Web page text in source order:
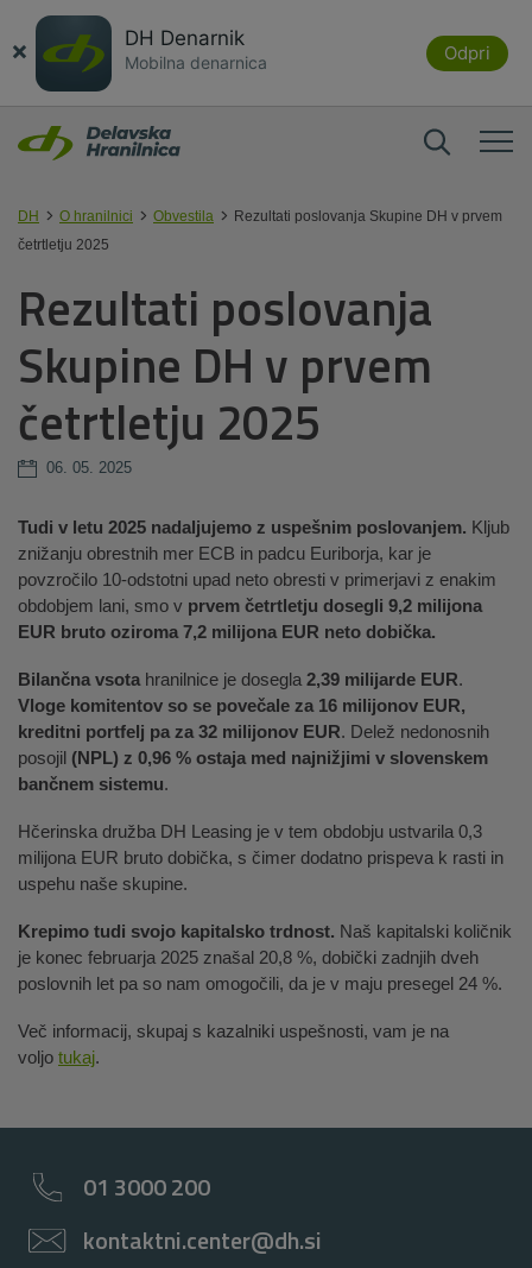
× DH Denarnik
Mobilna denarnica Odpri
DH O hranilnici Obvestila
Rezultati poslovanja Skupine DH v prvem
četrtletju 2025
Rezultati poslovanja
Skupine DH v prvem
četrtletju 2025
06. 05. 2025
Tudi v letu 2025 nadaljujemo z uspešnim poslovanjem. Kljub
znižanju obrestnih mer ECB in padcu Euriborja, kar je
povzročilo 10-odstotni upad neto obresti v primerjavi z enakim
obdobjem lani, smo v prvem četrtletju dosegli 9,2 milijona
EUR bruto oziroma 7,2 milijona EUR neto dobička.
Bilančna vsota hranilnice je dosegla 2,39 milijarde EUR.
Vloge komitentov so se povečale za 16 milijonov EUR,
kreditni portfelj pa za 32 milijonov EUR. Delež nedonosnih
posojil (NPL) z 0,96 % ostaja med najnižjimi v slovenskem
bančnem sistemu.
Hčerinska družba DH Leasing je v tem obdobju ustvarila 0,3
milijona EUR bruto dobička, s čimer dodatno prispeva k rasti in
uspehu naše skupine.
Krepimo tudi svojo kapitalsko trdnost. Naš kapitalski količnik
je konec februarja 2025 znašal 20,8 %, dobički zadnjih dveh
poslovnih let pa so nam omogočili, da je v maju presegel 24 %.
Več informacij, skupaj s kazalniki uspešnosti, vam je na
voljo tukaj.
01 3000 200
kontaktni.center@dh.si